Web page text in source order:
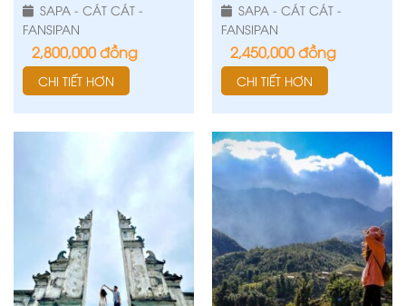
SAPA - CÁT CÁT -
FANSIPAN
2,800,000đồng
CHI TIẾT HƠN
SAPA - CÁT CÁT -
FANSIPAN
2,450,000đồng
CHI TIẾT HƠN